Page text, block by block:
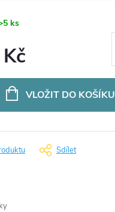
ks
VLOŽIT DO KOŠÍKU
Sdílet